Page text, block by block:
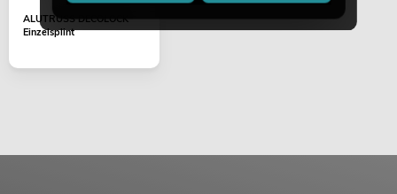
ALUTRUSS DECOLOCK
Einzelsplint